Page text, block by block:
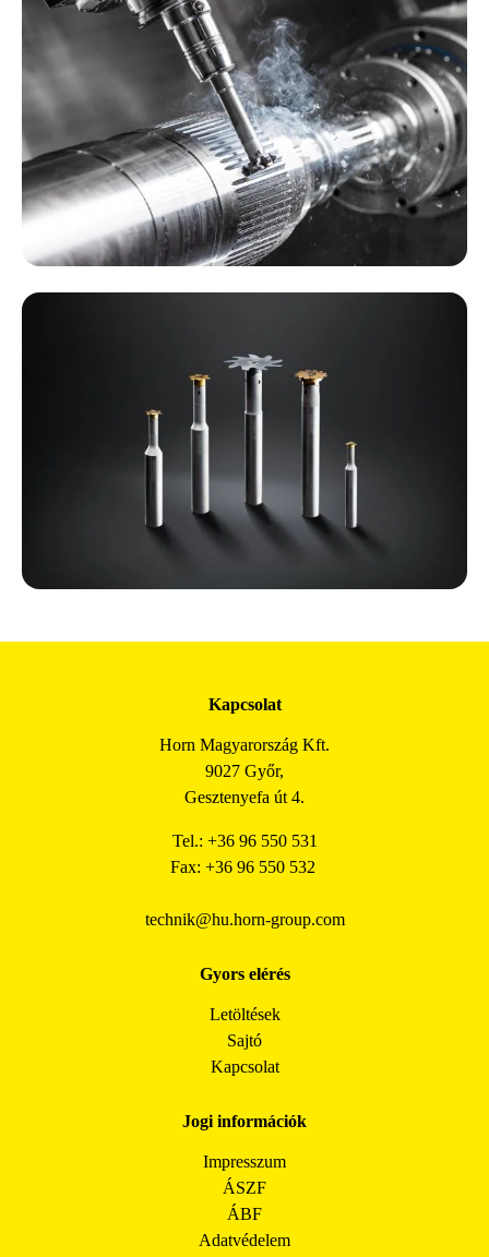
Kapcsolat
Horn Magyarország Kft.
9027 Győr,
Gesztenyefa út 4.
Tel.: +36 96 550 531
Fax: +36 96 550 532
technik@hu.horn-group.com
Gyors elérés
Letöltések
Sajtó
Kapcsolat
Jogi információk
Impresszum
ÁSZF
ÁBF
Adatvédelem